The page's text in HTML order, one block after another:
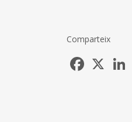
Comparteix
Facebook